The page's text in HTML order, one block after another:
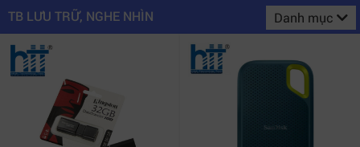
TB LƯU TRỮ, NGHE NHÌN Danh mục